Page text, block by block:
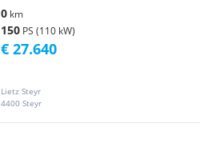
0 km
150 PS (110 kW)
Lietz Steyr
4400 Steyr
€ 27.640